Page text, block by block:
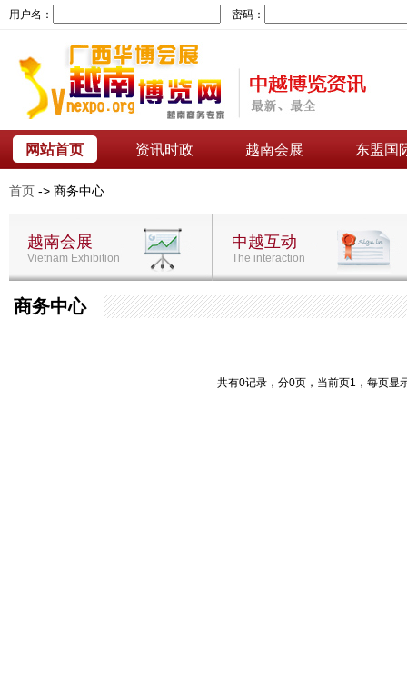
用户名： 密码：
网站首页 资讯时政 越南会展 东盟国
首页 -> 商务中心
越南会展
Vietnam Exhibition
中越互动
The interaction
商务中心
共有0记录，分0页，当前页1，每页显